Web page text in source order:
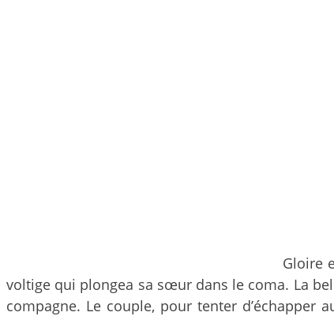
Gloire
voltige qui plongea sa sœur dans le coma. La
compagne. Le couple, pour tenter d’échapper